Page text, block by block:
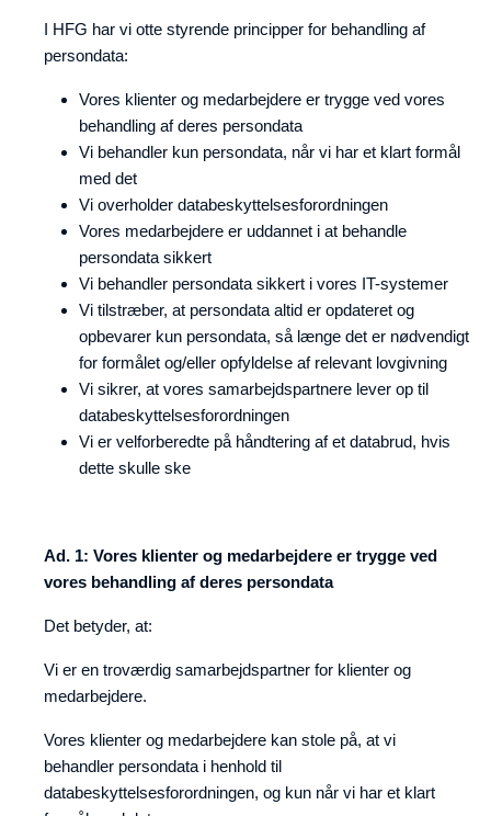
I HFG har vi otte styrende principper for behandling af
persondata:
Vores klienter og medarbejdere er trygge ved vores
behandling af deres persondata
Vi behandler kun persondata, når vi har et klart formål
med det
Vi overholder databeskyttelsesforordningen
Vores medarbejdere er uddannet i at behandle
persondata sikkert
Vi behandler persondata sikkert i vores IT-systemer
Vi tilstræber, at persondata altid er opdateret og
opbevarer kun persondata, så længe det er nødvendigt
for formålet og/eller opfyldelse af relevant lovgivning
Vi sikrer, at vores samarbejdspartnere lever op til
databeskyttelsesforordningen
Vi er velforberedte på håndtering af et databrud, hvis
dette skulle ske
Ad. 1: Vores klienter og medarbejdere er trygge ved
vores behandling af deres persondata
Det betyder, at:
Vi er en troværdig samarbejdspartner for klienter og
medarbejdere.
Vores klienter og medarbejdere kan stole på, at vi
behandler persondata i henhold til
databeskyttelsesforordningen, og kun når vi har et klart